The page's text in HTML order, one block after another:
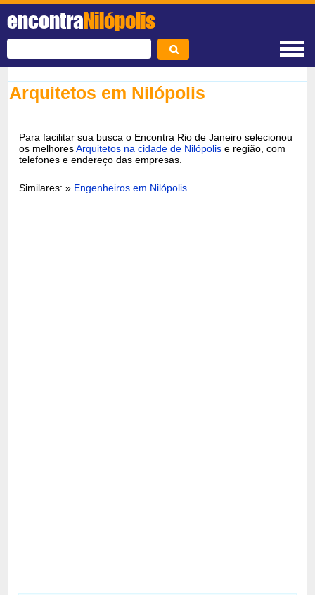
encontraNilópolis
Arquitetos em Nilópolis
Para facilitar sua busca o Encontra Rio de Janeiro selecionou
os melhoresArquitetos na cidade de Nilópolis e região, com
telefones e endereço das empresas.
Similares: » Engenheiros em Nilópolis